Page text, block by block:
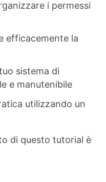
i permessi
efficacemente la
sistema di
e manutenibile
utilizzando un
di questo tutorial è